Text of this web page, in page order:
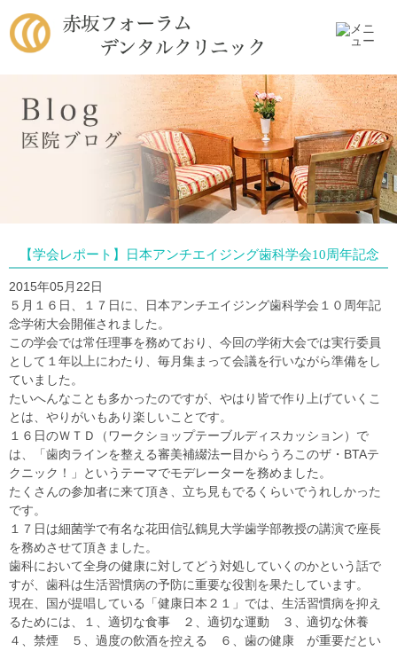
【学会レポート】日本アンチエイジング歯科学会10周年記念
2015年05月22日
５月１６日、１７日に、日本アンチエイジング歯科学会１０周年記
念学術大会開催されました。
この学会では常任理事を務めており、今回の学術大会では実行委員
として１年以上にわたり、毎月集まって会議を行いながら準備をし
ていました。
たいへんなことも多かったのですが、やはり皆で作り上げていくこ
とは、やりがいもあり楽しいことです。
１６日のＷＴＤ（ワークショップテーブルディスカッション）で
は、「歯肉ラインを整える審美補綴法ー目からうろこのザ・BTAテ
クニック！」というテーマでモデレーターを務めました。
たくさんの参加者に来て頂き、立ち見もでるくらいでうれしかった
です。
１７日は細菌学で有名な花田信弘鶴見大学歯学部教授の講演で座長
を務めさせて頂きました。
歯科において全身の健康に対してどう対処していくのかという話で
すが、歯科は生活習慣病の予防に重要な役割を果たしています。
現在、国が提唱している「健康日本２１」では、生活習慣病を抑え
るためには、１、適切な食事 ２、適切な運動 ３、適切な休養
４、禁煙 ５、過度の飲酒を控える ６、歯の健康 が重要だとい